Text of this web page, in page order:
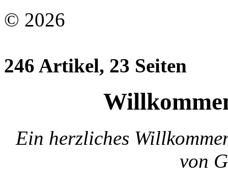
© 2026
246 Artikel, 23 Seiten
Ein herzliches
von